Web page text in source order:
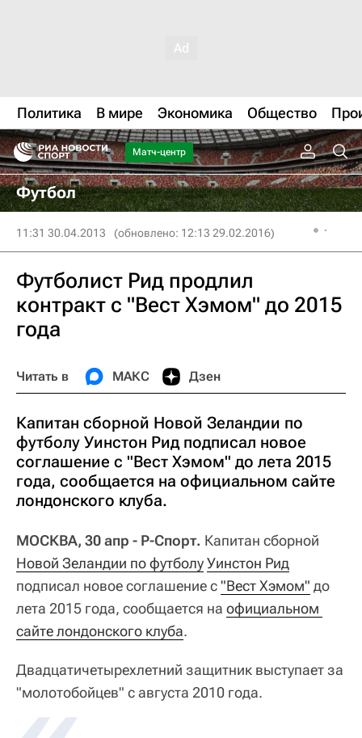
Политика В мире Экономика Общество
Матч-центр
Футбол
11:31 30.04.2013 (обновлено: 12:13 29.02.2016)
Футболист Рид продлил
контракт с "Вест Хэмом" до 2015
года
Читать в МАКС Дзен
Капитан сборной Новой Зеландии по
футболу Уинстон Рид подписал новое
соглашение с "Вест Хэмом" до лета 2015
года, сообщается на официальном сайте
лондонского клуба.
МОСКВА, 30 апр - Р-Спорт. Капитан сборной
Новой Зеландии по футболуУинстон Рид
подписал новое соглашение с"Вест Хэмом" до
лета 2015 года, сообщается на официальном
сайте лондонского клуба.
Двадцатичетырехлетний защитник выступает за
"молотобойцев" с августа 2010 года.